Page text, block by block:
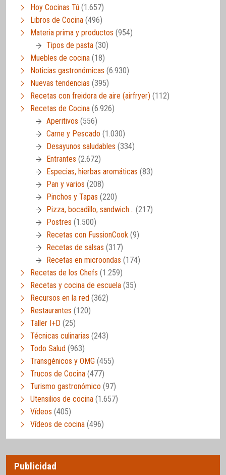
Hoy Cocinas Tú (1.657)
Libros de Cocina (496)
Materia prima y productos (954)
Tipos de pasta (30)
Muebles de cocina (18)
Noticias gastronómicas (6.930)
Nuevas tendencias (395)
Recetas con freidora de aire (airfryer) (112)
Recetas de Cocina (6.926)
Aperitivos (556)
Carne y Pescado (1.030)
Desayunos saludables (334)
Entrantes (2.672)
Especias, hierbas aromáticas (83)
Pan y varios (208)
Pinchos y Tapas (220)
Pizza, bocadillo, sandwich… (217)
Postres (1.500)
Recetas con FussionCook (9)
Recetas de salsas (317)
Recetas en microondas (174)
Recetas de los Chefs (1.259)
Recetas y cocina de escuela (35)
Recursos en la red (362)
Restaurantes (120)
Taller I+D (25)
Técnicas culinarias (243)
Todo Salud (963)
Transgénicos y OMG (455)
Trucos de Cocina (477)
Turismo gastronómico (97)
Utensilios de cocina (1.657)
Vídeos (405)
Vídeos de cocina (496)
Publicidad